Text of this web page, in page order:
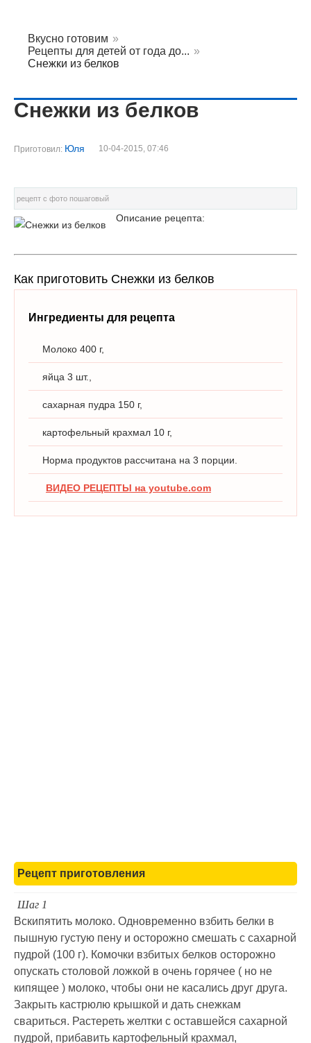
Вкусно готовим »
Рецепты для детей от года до... »
Снежки из белков
Снежки из белков
Приготовил: Юля 10-04-2015, 07:46
рецепт с фото пошаговый
Описание рецепта:
Как приготовить Снежки из белков
Ингредиенты для рецепта
Молоко 400 г,
яйца 3 шт.,
сахарная пудра 150 г,
картофельный крахмал 10 г,
Норма продуктов рассчитана на 3 порции.
ВИДЕО РЕЦЕПТЫ на youtube.com
Рецепт приготовления
Шаг 1
Вскипятить молоко. Одновременно взбить белки в
пышную густую пену и осторожно смешать с сахарной
пудрой (100 г). Комочки взбитых белков осторожно
опускать столовой ложкой в очень горячее ( но не
кипящее ) молоко, чтобы они не касались друг друга.
Закрыть кастрюлю крышкой и дать снежкам
свариться. Растереть желтки с оставшейся сахарной
пудрой, прибавить картофельный крахмал,